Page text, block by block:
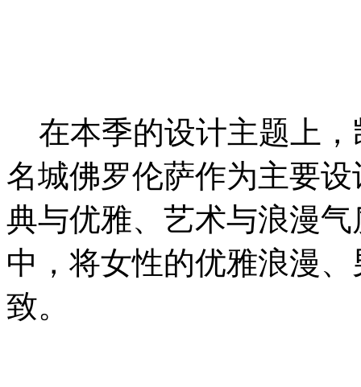
在本季的设计主题上，
名城佛罗伦萨作为主要
典与优雅、艺术与浪漫
中，将女性的优雅浪漫
致。